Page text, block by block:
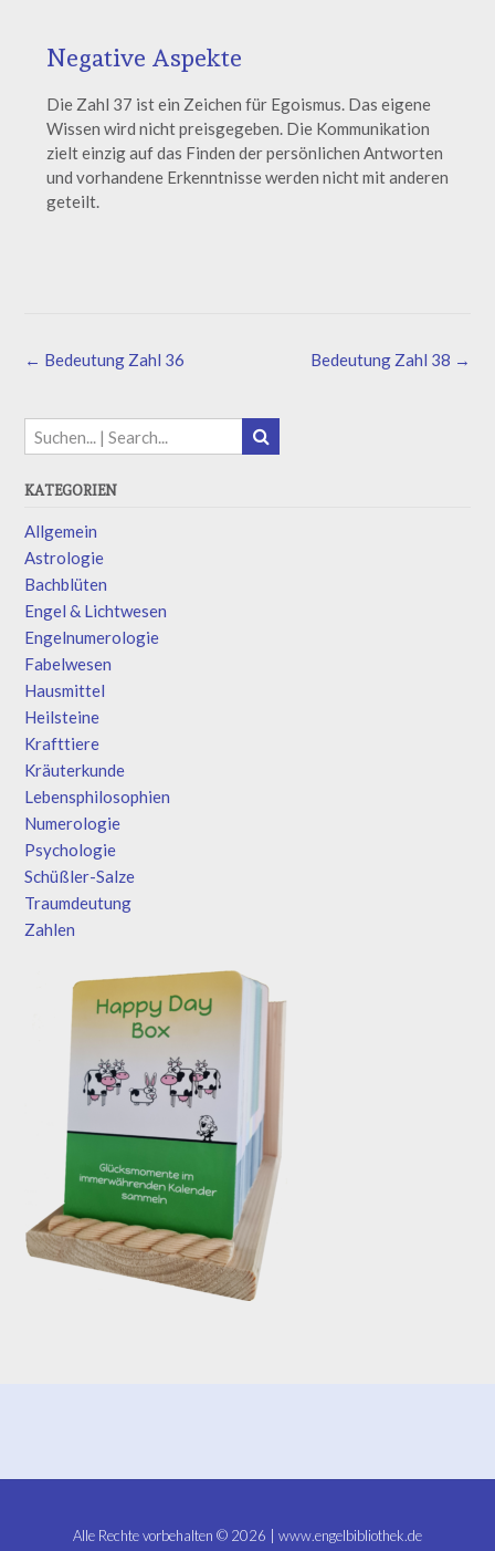
Negative Aspekte
Die Zahl 37 ist ein Zeichen für Egoismus. Das eigene
Wissen wird nicht preisgegeben. Die Kommunikation
zielt einzig auf das Finden der persönlichen Antworten
und vorhandene Erkenntnisse werden nicht mit anderen
geteilt.
Bedeutung Zahl 38 →
← Bedeutung Zahl 36
KATEGORIEN
Allgemein
Astrologie
Bachblüten
Engel & Lichtwesen
Engelnumerologie
Fabelwesen
Hausmittel
Heilsteine
Krafttiere
Kräuterkunde
Lebensphilosophien
Numerologie
Psychologie
Schüßler-Salze
Traumdeutung
Zahlen
Alle Rechte vorbehalten © 2026 | www.engelbibliothek.de